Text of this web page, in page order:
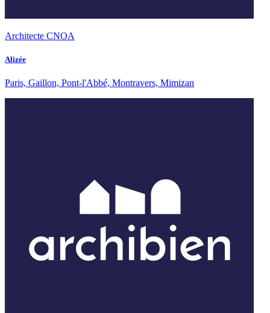
Architecte CNOA
Alizée
Paris, Gaillon, Pont-l'Abbé, Montravers, Mimizan